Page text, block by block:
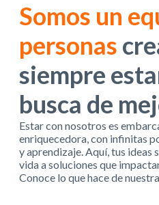
Somos un
personas
siempre
busca de
Estar con nosotros es
enriquecedora, con infinitas
y aprendizaje. Aquí, tus ideas
vida a soluciones que
Conoce lo que hace de